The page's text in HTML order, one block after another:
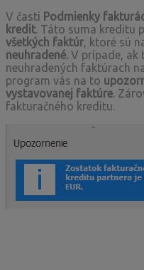
V časti Podmienky
kredit. Táto suma kreditu
všetkých faktúr, ktoré sú
neuhradené. V prípade, ak
neuhradených faktúrach
program vás na to
vystavovanej faktúre.
fakturačného kreditu.